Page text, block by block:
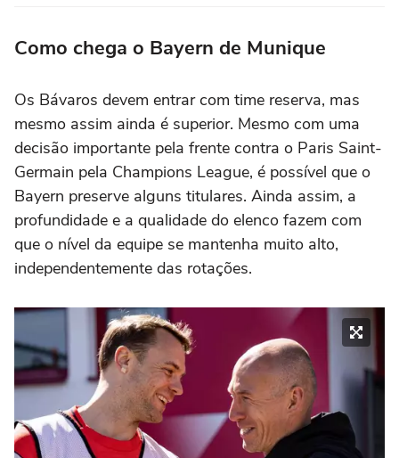
Como chega o Bayern de Munique
Os Bávaros devem entrar com time reserva, mas
mesmo assim ainda é superior. Mesmo com uma
decisão importante pela frente contra o Paris Saint-
Germain pela Champions League, é possível que o
Bayern preserve alguns titulares. Ainda assim, a
profundidade e a qualidade do elenco fazem com
que o nível da equipe se mantenha muito alto,
independentemente das rotações.